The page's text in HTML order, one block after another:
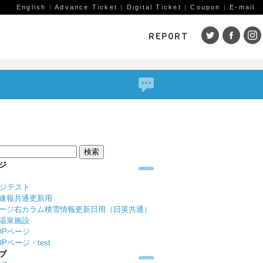
English |Advance Ticket | Digital Ticket |Coupon | E-mail
REPORT
SKI AREAS
五竜・47
野沢温泉
テスト
報共通更新用
ジ右カラム積雪情報更新日用（日英共通）
泉施設
ページ
ページ・test